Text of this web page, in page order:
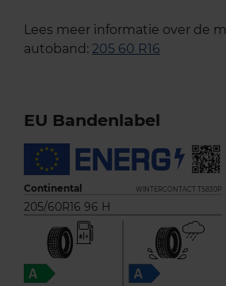
Lees meer informatie over de
autoband: 205 60 R16
EU Bandenlabel
Continental WINTERCONTACT TS830P
205/60R16 96 H